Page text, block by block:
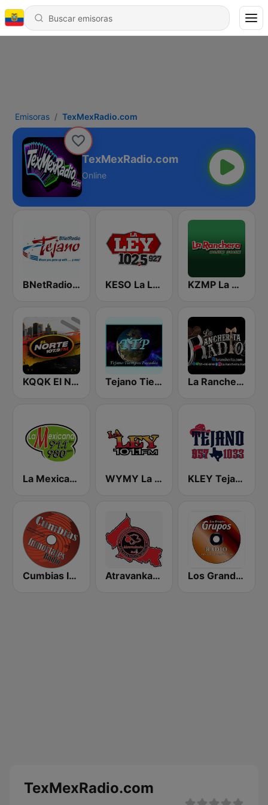
Emisoras TexMexRadio.com
TexMexRadio.com
Online
BNetRadio - Tejano KESO La Ley 102.5 and 92.7 FM KZMP La Ranchera 106.7 FM and 1540 AM
KQQK El Norte 107.9 / 101.7 FM Tejano Tiempos Pasados La Rancherita
La Mexicana 91.1 FM WYMY La Ley 101.1 FM KLEY Tejano 95.7 & 103.3
Cumbias Inmortales Radio Atravankado Radio Los Grandes Grupos Radio
TexMexRadio.com